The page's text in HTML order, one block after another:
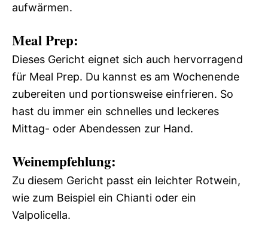
aufwärmen.
Meal Prep:
Dieses Gericht eignet sich auch hervorragend
für Meal Prep. Du kannst es am Wochenende
zubereiten und portionsweise einfrieren. So
hast du immer ein schnelles und leckeres
Mittag- oder Abendessen zur Hand.
Weinempfehlung:
Zu diesem Gericht passt ein leichter Rotwein,
wie zum Beispiel ein Chianti oder ein
Valpolicella.